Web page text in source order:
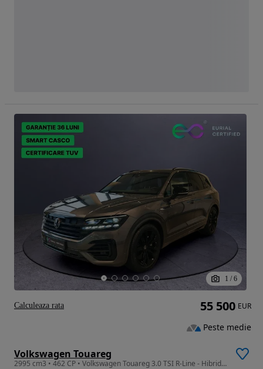
1 / 6
Volkswagen Touareg
2995 cm3 • 462 CP • Volkswagen Touareg 3.0 TSI R-Line - Hibrid - Automatic - 462 hp
55 500 EUR
Peste medie
Calculeaza rata